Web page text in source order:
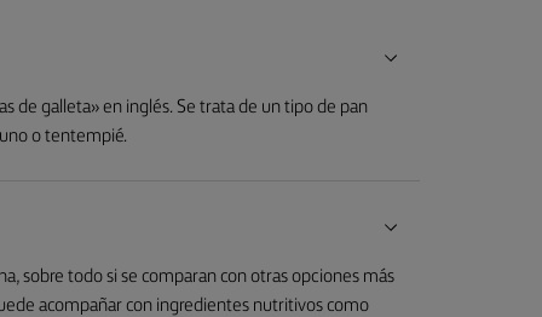
de galleta» en inglés. Se trata de un tipo de pan
o tentempié.
sobre todo si se comparan con otras opciones más
acompañar con ingredientes nutritivos como